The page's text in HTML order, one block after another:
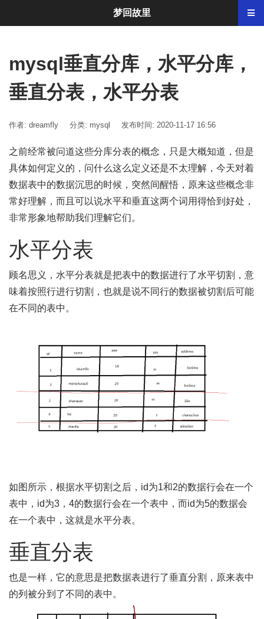
mysql垂直分库，水平分库，
垂直分表，水平分表
作者: dreamfly 分类: mysql 发布时间: 2020-11-17 16:56
之前经常被问道这些分库分表的概念，只是大概知道，但是
具体如何定义的，问什么这么定义还是不太理解，今天对着
数据表中的数据沉思的时候，突然间醒悟，原来这些概念非
常好理解，而且可以说水平和垂直这两个词用得恰到好处，
非常形象地帮助我们理解它们。
水平分表
顾名思义，水平分表就是把表中的数据进行了水平切割，意
味着按照行进行切割，也就是说不同行的数据被切割后可能
在不同的表中。
如图所示，根据水平切割之后，id为1和2的数据行会在一个
表中，id为3，4的数据行会在一个表中，而id为5的数据会
在一个表中，这就是水平分表。
垂直分表
也是一样，它的意思是把数据表进行了垂直分割，原来表中
的列被分到了不同的表中。
梦回故里